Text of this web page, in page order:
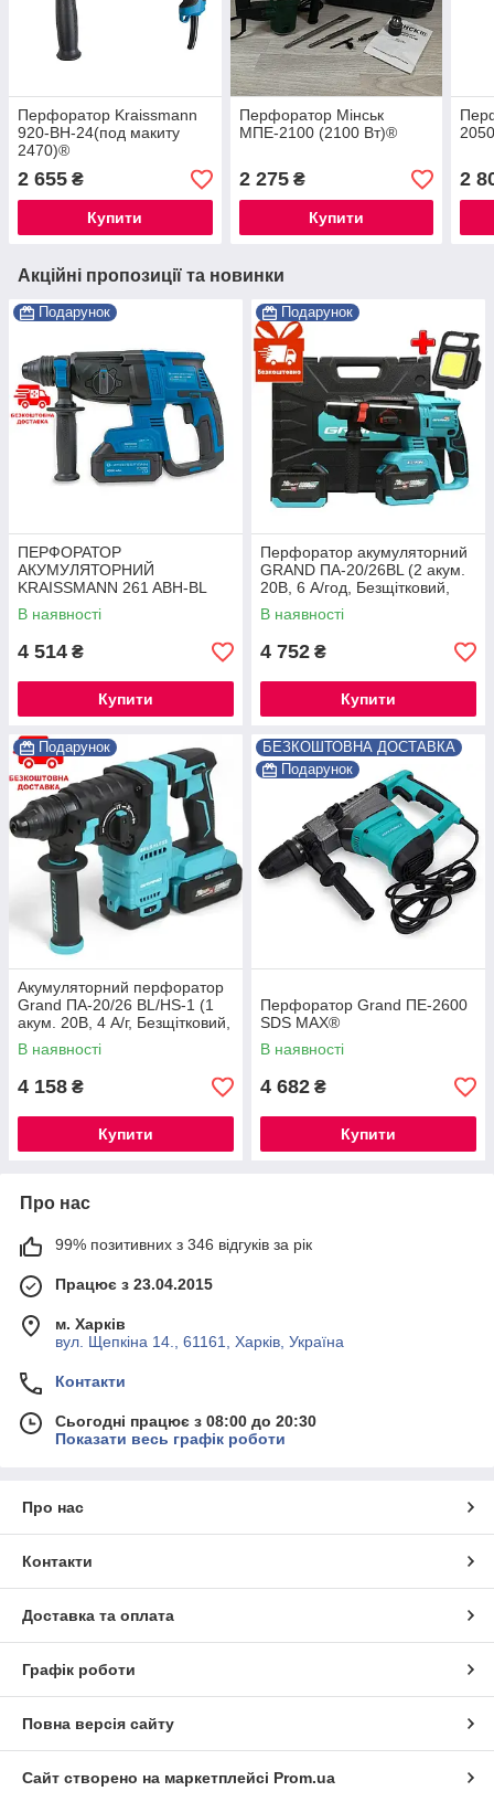
Перфоратор Kraissmann
920-BH-24(под макиту
2470)®
2 655 ₴
Купити
Перфоратор Мінськ
МПЕ-2100 (2100 Вт)®
2 275₴
Купити
2
Акційні пропозиції та новинки
Подарунок
ПЕРФОРАТОР
АКУМУЛЯТОРНИЙ
KRAISSMANN 261 ABH-BL
20/2 MP (M-POWER SERIES
20) ®
В наявності
4 514 ₴
Купити
Подарунок
Перфоратор акумуляторний
GRAND ПА-20/26BL (2 акум.
20В, 6 А/год, Безщітковий,
ЧЕХІЯ)
В наявності
4 752 ₴
Купити
Подарунок
Акумуляторний перфоратор
Grand ПА-20/26 BL/HS-1 (1
акум. 20В, 4 А/г, Безщітковий,
ЧЕХІЯ)
В наявності
4 158 ₴
Купити
БЕЗКОШТОВНА ДОСТАВКА
Подарунок
Перфоратор Grand ПЕ-2600
SDS MAX®
В наявності
4 682 ₴
Купити
Про нас
99% позитивних з 346 відгуків за рік
Працює з 23.04.2015
м. Харків
вул. Щепкіна 14., 61161, Харків, Україна
Контакти
Сьогодні працює з 08:00 до 20:30
Показати весь графік роботи
Про нас
Контакти
Доставка та оплата
Графік роботи
Повна версія сайту
Сайт створено на маркетплейсі Prom.ua